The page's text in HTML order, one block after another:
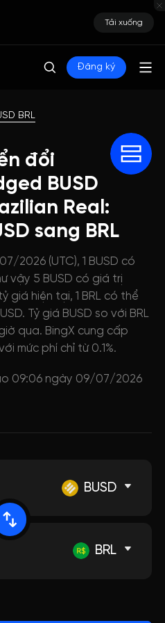
Tải xuống
Đăng ký
BRL
đổi
BUSD
Real:
sang BRL
2026 (UTC), 1 BUSD có
vậy 5 BUSD có giá trị
giá hiện tại, 1 BRL có thể
Tỷ giá BUSD so với BRL
qua. BingX cung cấp
mức phí chỉ từ 0.1%.
09:06 ngày 09/07/2026
BUSD
BRL